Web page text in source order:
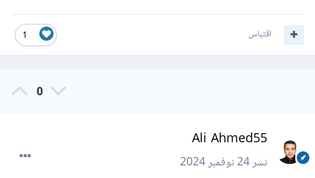
1 اقتباس
0
Ali Ahmed55
نشر24 نوفمبر 2024